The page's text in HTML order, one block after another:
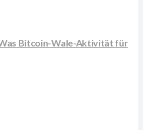
Bitcoin-Wale-Aktivität für